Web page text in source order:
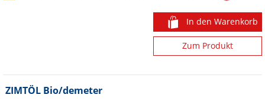
In den Warenkorb
Zum Produkt
ZIMTÖL Bio/demeter